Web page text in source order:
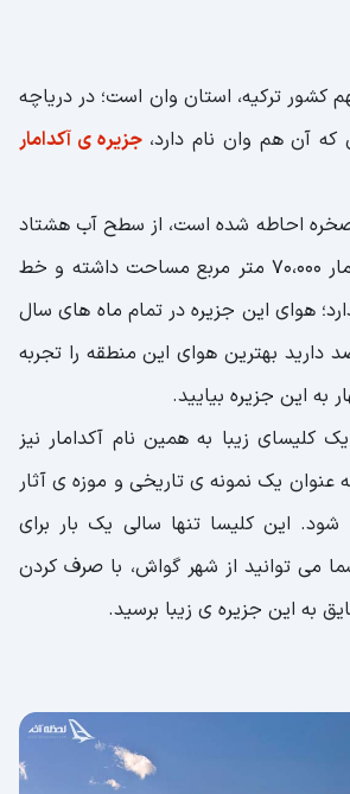
کشور ترکیه، استان وان است؛ در دریاچه
آن هم وان نام دارد،جزیره ی آکدامار
احاطه شده است، از سطح آب هشتاد
متر ارتفاع دارد. آکدامار 70،000 متر مربع مساحت داشته و خط
دارد؛ هوای این جزیره در تمام ماه های سال
دارید بهترین هوای این منطقه را تجربه
به این جزیره بیایید.
کلیسای زیبا به همین نام آکدامار نیز
عنوان یک نمونه ی تاریخی و موزه ی آثار
شود. این کلیسا تنها سالی یک بار برای
می توانید از شهر گواش، با صرف کردن